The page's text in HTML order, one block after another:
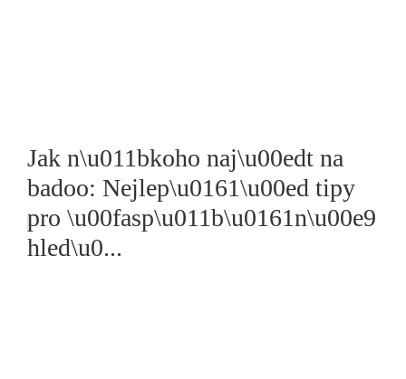
Jak n\u011bkoho naj\u00edt na
badoo: Nejlep\u0161\u00ed tipy
pro \u00fasp\u011b\u0161n\u00e9
hled\u0...